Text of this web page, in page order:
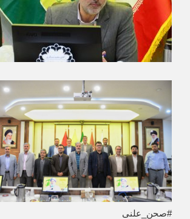
#صحن_علنی